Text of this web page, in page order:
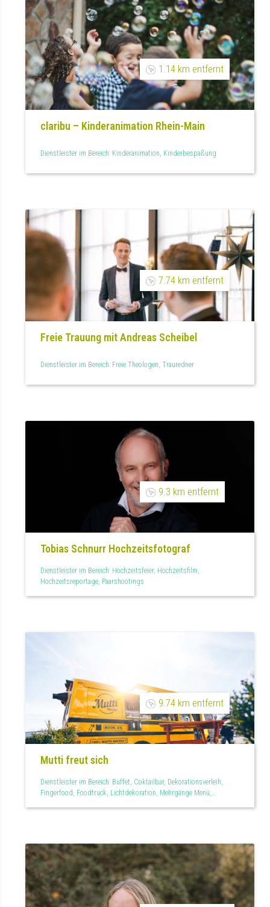
1.14 km entfernt
claribu – Kinderanimation Rhein-Main
Dienstleister im Bereich: Kinderanimation, Kinderbespaßung
7.74 km entfernt
Freie Trauung mit Andreas Scheibel
Dienstleister im Bereich: Freie Theologen, Trauredner
9.3 km entfernt
Tobias Schnurr Hochzeitsfotograf
Dienstleister im Bereich: Hochzeitsfeier, Hochzeitsfilm,
Hochzeitsreportage, Paarshootings
9.74 km entfernt
Mutti freut sich
Dienstleister im Bereich: Buffet, Coktailbar, Dekorationsverleih,
Fingerfood, Foodtruck, Lichtdekoration, Mehrgänge Menü,